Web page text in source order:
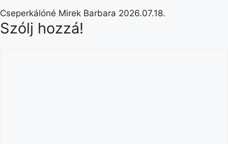
Cseperkálóné Mirek Barbara 2026.07.18.
Szólj hozzá!